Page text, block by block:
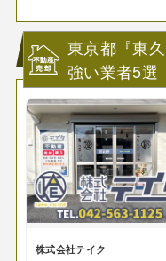
東京都『東
強い業者5選
株式会社テイク